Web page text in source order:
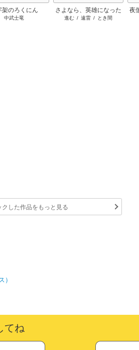
架のろくにん
中武士竜
さよなら、英雄になった
旦那様 ～ただ祈るだけ
進む / 遠雷 / とき間
夜
クした作品をもっと見る
）
てね